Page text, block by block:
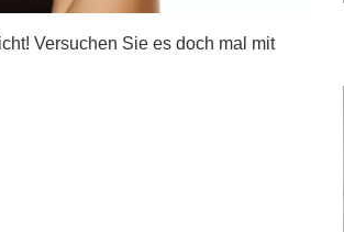
Versuchen Sie es doch mal mit